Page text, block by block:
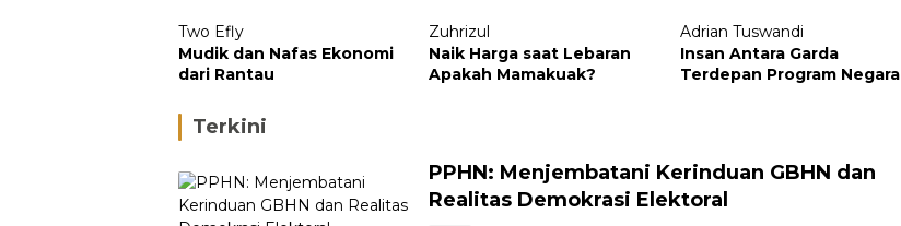
Two Efly
Mudik dan Nafas Ekonomi
dari Rantau
Zuhrizul
Naik Harga saat Lebaran
Apakah Mamakuak?
Adrian Tuswandi
Insan Antara Garda
Terdepan Program Negara
Terkini
PPHN: Menjembatani Kerinduan GBHN dan
Realitas Demokrasi Elektoral